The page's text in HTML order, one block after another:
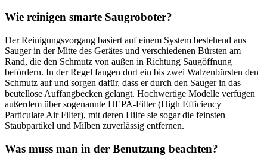
Wie reinigen smarte Saugroboter?
Der Reinigungsvorgang basiert auf einem System bestehend aus
Sauger in der Mitte des Gerätes und verschiedenen Bürsten am
Rand, die den Schmutz von außen in Richtung Saugöffnung
befördern. In der Regel fangen dort ein bis zwei Walzenbürsten den
Schmutz auf und sorgen dafür, dass er durch den Sauger in das
beutellose Auffangbecken gelangt. Hochwertige Modelle verfügen
außerdem über sogenannte HEPA-Filter (High Efficiency
Particulate Air Filter), mit deren Hilfe sie sogar die feinsten
Staubpartikel und Milben zuverlässig entfernen.
Was muss man in der Benutzung beachten?